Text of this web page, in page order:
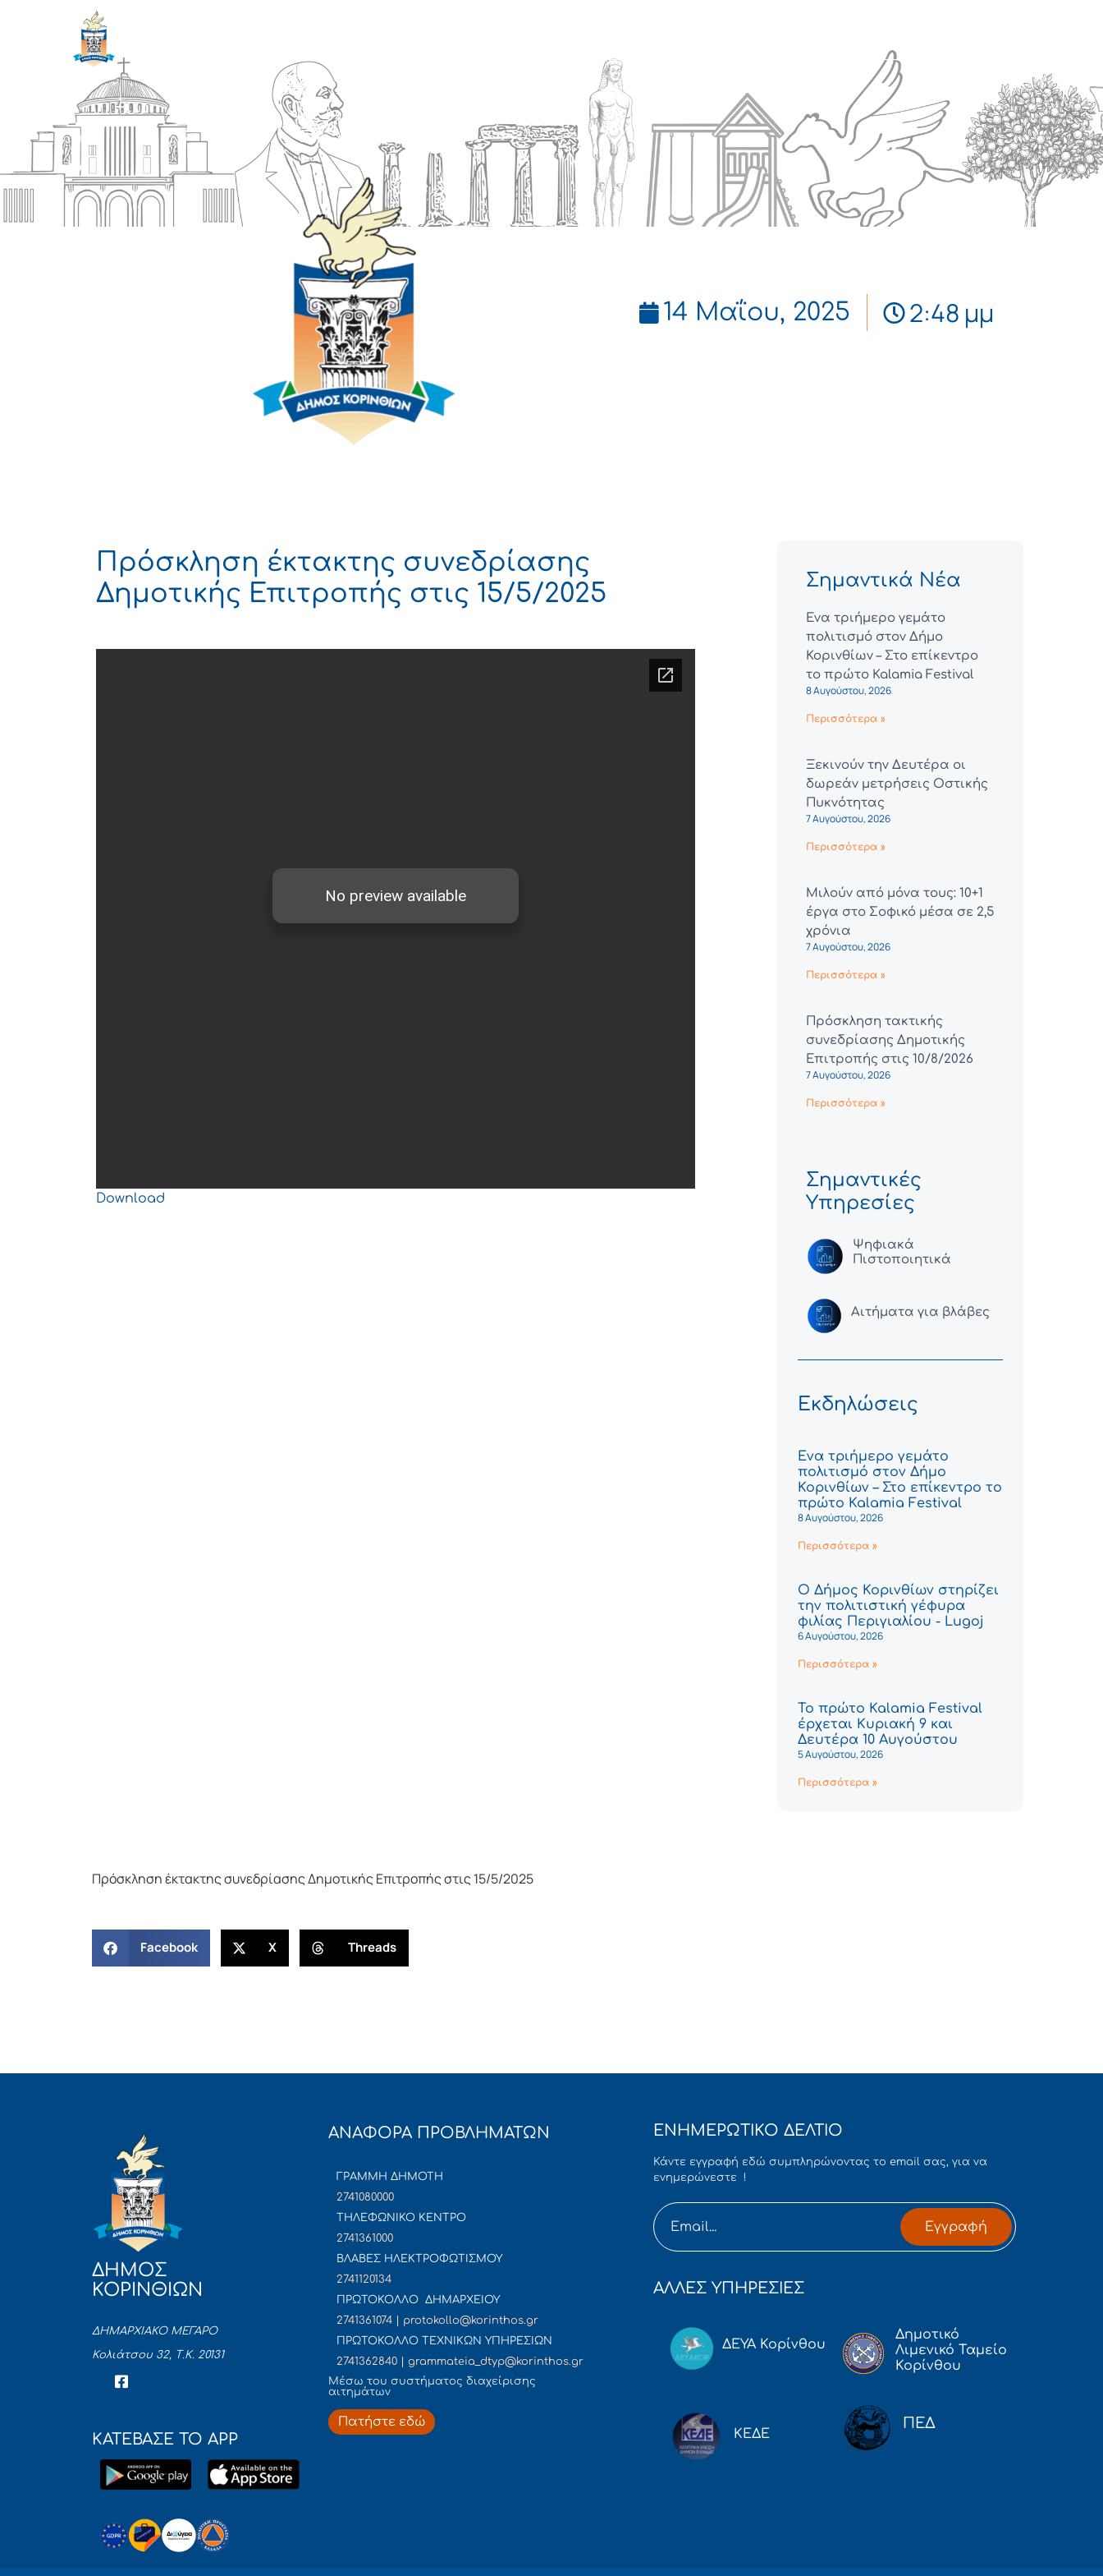
14 Μαΐου, 2025 2:48 μμ
Πρόσκληση έκτακτης συνεδρίασης
Δημοτικής Επιτροπής στις 15/5/2025
Download
Σημαντικά Νέα
Ένα τριήμερο γεμάτο
πολιτισμό στον Δήμο
Κορινθίων – Στο επίκεντρο
το πρώτο Kalamia Festival
8 Αυγούστου, 2026
Περισσότερα »
Ξεκινούν την Δευτέρα οι
δωρεάν μετρήσεις Οστικής
Πυκνότητας
7 Αυγούστου, 2026
Περισσότερα »
Μιλούν από μόνα τους: 10+1
έργα στο Σοφικό μέσα σε 2,5
χρόνια
7 Αυγούστου, 2026
Περισσότερα »
Πρόσκληση τακτικής
συνεδρίασης Δημοτικής
Επιτροπής στις 10/8/2026
7 Αυγούστου, 2026
Περισσότερα »
Σημαντικές
Υπηρεσίες
Ψηφιακά
Πιστοποιητικά
Αιτήματα για βλάβες
Εκδηλώσεις
Ένα τριήμερο γεμάτο
πολιτισμό στον Δήμο
Κορινθίων – Στο επίκεντρο το
πρώτο Kalamia Festival
8 Αυγούστου, 2026
Περισσότερα »
Ο Δήμος Κορινθίων στηρίζει
την πολιτιστική γέφυρα
φιλίας Περιγιαλίου - Lugoj
6 Αυγούστου, 2026
Περισσότερα »
Το πρώτο Kalamia Festival
έρχεται Κυριακή 9 και
Δευτέρα 10 Αυγούστου
5 Αυγούστου, 2026
Περισσότερα »
Πρόσκληση έκτακτης συνεδρίασης Δημοτικής Επιτροπής στις 15/5/2025
Facebook X Threads
ΔΗΜΟΣ
ΚΟΡΙΝΘΙΩΝ
ΔΗΜΑΡΧΙΑΚΟ ΜΕΓΑΡΟ
Κολιάτσου 32, Τ.Κ. 20131
ΚΑΤΕΒΑΣΕ ΤΟ APP
ΑΝΑΦΟΡΑ ΠΡΟΒΛΗΜΑΤΩΝ
ΓΡΑΜΜΗ ΔΗΜΟΤΗ
2741080000
ΤΗΛΕΦΩΝΙΚΟ ΚΕΝΤΡΟ
2741361000
ΒΛΑΒΕΣ ΗΛΕΚΤΡΟΦΩΤΙΣΜΟΥ
2741120134
ΠΡΩΤΟΚΟΛΛΟ ΔΗΜΑΡΧΕΙΟΥ
2741361074 | protokollo@korinthos.gr
ΠΡΩΤΟΚΟΛΛΟ ΤΕΧΝΙΚΩΝ ΥΠΗΡΕΣΙΩΝ
2741362840 | grammateia_dtyp@korinthos.gr
Mέσω του συστήματος διαχείρισης
αιτημάτων
Πατήστε εδώ
ΕΝΗΜΕΡΩΤΙΚΟ ΔΕΛΤΙΟ
Κάντε εγγραφή εδώ συμπληρώνοντας το email σας, για να
ενημερώνεστε !
Εγγραφή
ΑΛΛΕΣ ΥΠΗΡΕΣΙΕΣ
ΔΕΥΑ Κορίνθου
Δημοτικό
Λιμενικό Ταμείο
Κορίνθου
ΚΕΔΕ
ΠΕΔ